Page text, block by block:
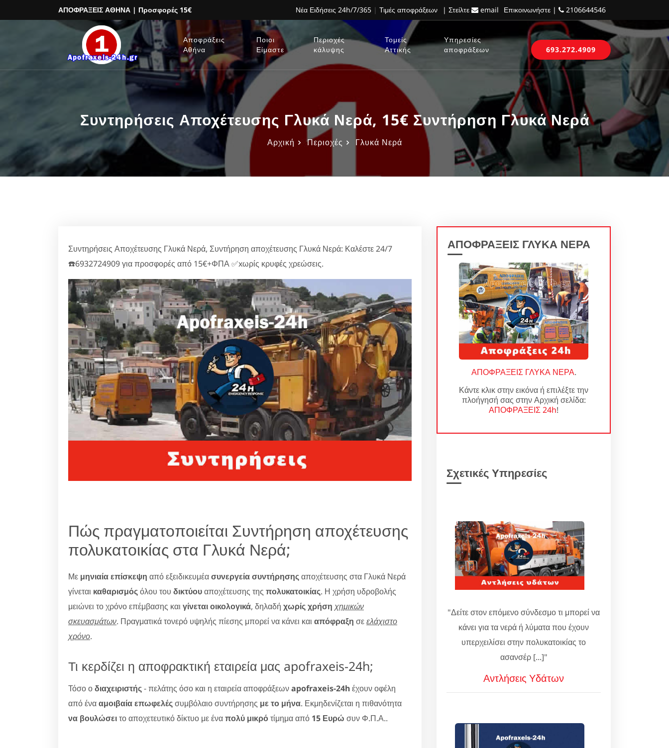
ΑΠΟΦΡΑΞΕΙΣ ΑΘΗΝΑ | Προσφορές 15€ Νέα Ειδήσεις 24h/7/365 | Τιμές αποφράξεων | Στείλτε email Επικοινωνήστε | 2106644546
Αποφράξεις
Αθήνα
Ποιοι
Είμαστε
Περιοχές
κάλυψης
Τομείς
Αττικής
Υπηρεσίες
αποφράξεων
693.272.4909
Συντηρήσεις Αποχέτευσης Γλυκά Νερά, 15€ Συντήρηση Γλυκά Νερά
Αρχική Περιοχές Γλυκά Νερά
Συντηρήσεις Αποχέτευσης Γλυκά Νερά, Συντήρηση αποχέτευσης Γλυκά Νερά: Καλέστε 24/7
☎️6932724909 για προσφορές από 15€+ΦΠΑ ✅xωρίς κρυφές χρεώσεις.
Πώς πραγματοποιείται Συντήρηση αποχέτευσης
πολυκατοικίας στα Γλυκά Νερά;
Με μηνιαία επίσκεψη από εξειδικευμέασυνεργεία συντήρησηςαποχέτευσης στα Γλυκά Νερά
γίνεται καθαρισμόςόλου του δικτύουαποχέτευσης της πολυκατοικίας. Η χρήση υδροβολής
μειώνει το χρόνο επέμβασης και γίνεται οικολογικά, δηλαδή χωρίς χρήση χημικών
σκευασμάτων. Πραγματικά τονερό υψηλής πίεσης μπορεί να κάνει και απόφραξη σεελάχιστο
χρόνο.
Τι κερδίζει η αποφρακτική εταιρεία μας apofraxeis-24h;
Τόσο οδιαχειριστής- πελάτης όσο και η εταιρεία αποφράξεωνapofraxeis-24hέχουν οφέλη
από ένααμοιβαία επωφελέςσυμβόλαιο συντήρησης με το μήνα. Εκμηδενίζεται η πιθανότητα
να βουλώσειτο αποχετευτικό δίκτυο με έναπολύ μικρότίμημα από 15 Ευρώ συν Φ.Π.Α..
ΑΠΟΦΡΑΞΕΙΣ ΓΛΥΚΑ ΝΕΡΑ
ΑΠΟΦΡΑΞΕΙΣ ΓΛΥΚΑ ΝΕΡΑ.
Κάντε κλικ στην εικόνα ή επιλέξτε την
πλοήγησή σας στην Αρχική σελίδα:
ΑΠΟΦΡΑΞΕΙΣ 24h!
Σχετικές Υπηρεσίες
"Δείτε στον επόμενο σύνδεσμο τι μπορεί να
κάνει για τα νερά ή λύματα που έχουν
υπερχειλίσει στην πολυκατοικίας το
ασανσέρ [...]"
Αντλήσεις Υδάτων